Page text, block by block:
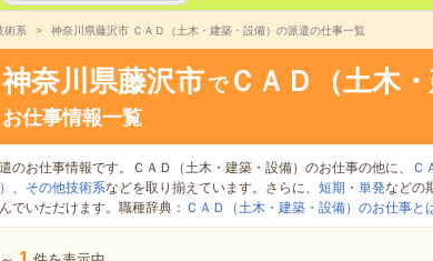
術系 神奈川県藤沢市 ＣＡＤ（土木・建築・設備）の派遣の仕事一覧
神奈川県藤沢市 でＣＡＤ（土木・
お仕事情報一覧
のお仕事情報です。ＣＡＤ（土木・建築・設備）のお仕事の他に、 Ｃ
、 その他技術系などを取り揃えています。さらに、 短期 ・ 単発などの
でいただけます。職種辞典： ＣＡＤ（土木・建築・設備）のお仕事と